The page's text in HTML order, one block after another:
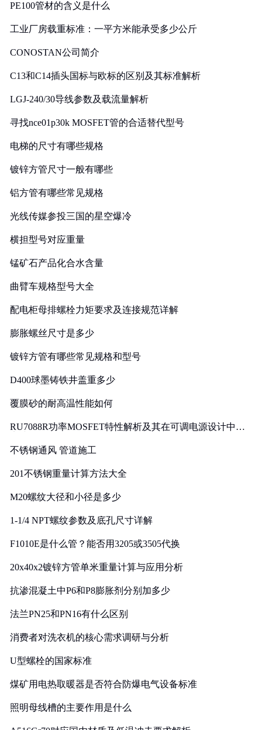
PE100管材的含义是什么
工业厂房载重标准：一平方米能承受多少公斤
CONOSTAN公司简介
C13和C14插头国标与欧标的区别及其标准解析
LGJ-240/30导线参数及载流量解析
寻找nce01p30k MOSFET管的合适替代型号
电梯的尺寸有哪些规格
镀锌方管尺寸一般有哪些
铝方管有哪些常见规格
光线传媒参投三国的星空爆冷
横担型号对应重量
锰矿石产品化合水含量
曲臂车规格型号大全
配电柜母排螺栓力矩要求及连接规范详解
膨胀螺丝尺寸是多少
镀锌方管有哪些常见规格和型号
D400球墨铸铁井盖重多少
覆膜砂的耐高温性能如何
RU7088R功率MOSFET特性解析及其在可调电源设计中的
不锈钢通风 管道施工
201不锈钢重量计算方法大全
M20螺纹大径和小径是多少
1-1/4 NPT螺纹参数及底孔尺寸详解
F1010E是什么管？能否用3205或3505代换
20x40x2镀锌方管单米重量计算与应用分析
抗渗混凝土中P6和P8膨胀剂分别加多少
法兰PN25和PN16有什么区别
消费者对洗衣机的核心需求调研与分析
U型螺栓的国家标准
煤矿用电热取暖器是否符合防爆电气设备标准
照明母线槽的主要作用是什么